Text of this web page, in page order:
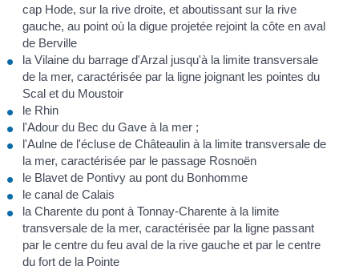
cap Hode, sur la rive droite, et aboutissant sur la rive
gauche, au point où la digue projetée rejoint la côte en aval
de Berville
la Vilaine du barrage d'Arzal jusqu'à la limite transversale
de la mer, caractérisée par la ligne joignant les pointes du
Scal et du Moustoir
le Rhin
l'Adour du Bec du Gave à la mer ;
l'Aulne de l'écluse de Châteaulin à la limite transversale de
la mer, caractérisée par le passage Rosnoën
le Blavet de Pontivy au pont du Bonhomme
le canal de Calais
la Charente du pont à Tonnay-Charente à la limite
transversale de la mer, caractérisée par la ligne passant
par le centre du feu aval de la rive gauche et par le centre
du fort de la Pointe